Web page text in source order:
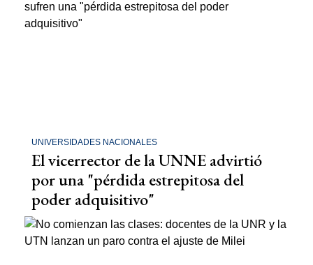
UNIVERSIDADES NACIONALES
El vicerrector de la UNNE advirtió
por una "pérdida estrepitosa del
poder adquisitivo"